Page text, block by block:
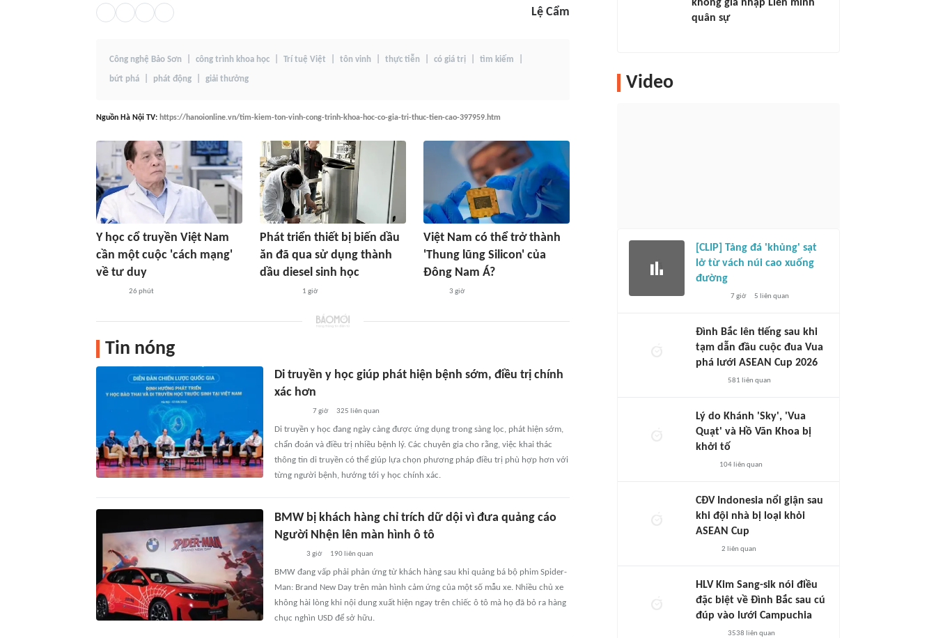
Lệ Cẩm
Công nghệ Bảo Sơn công trình khoa học Trí tuệ Việt tôn vinh thực tiễn có giá trị tìm kiếm
bứt phá phát động giải thưởng
Nguồn Hà Nội TV: https://hanoionline.vn/tim-kiem-ton-vinh-cong-trinh-khoa-hoc-co-gia-tri-thuc-tien-cao-397959.htm
Y học cổ truyền Việt Nam
cần một cuộc 'cách mạng'
về tư duy
26 phút
Phát triển thiết bị biến dầu
ăn đã qua sử dụng thành
dầu diesel sinh học
1 giờ
Việt Nam có thể trở thành
'Thung lũng Silicon' của
Đông Nam Á?
3 giờ
Tin nóng
Di truyền y học giúp phát hiện bệnh sớm, điều trị chính
xác hơn
7 giờ 325 liên quan
Di truyền y học đang ngày càng được ứng dụng trong sàng lọc, phát hiện sớm,
chẩn đoán và điều trị nhiều bệnh lý. Các chuyên gia cho rằng, việc khai thác
thông tin di truyền có thể giúp lựa chọn phương pháp điều trị phù hợp hơn với
từng người bệnh, hướng tới y học chính xác.
BMW bị khách hàng chỉ trích dữ dội vì đưa quảng cáo
Người Nhện lên màn hình ô tô
3 giờ 190liên quan
BMW đang vấp phải phản ứng từ khách hàng sau khi quảng bá bộ phim Spider-
Man: Brand New Day trên màn hình cảm ứng của một số mẫu xe. Nhiều chủ xe
không hài lòng khi nội dung xuất hiện ngay trên chiếc ô tô mà họ đã bỏ ra hàng
chục nghìn USD để sở hữu.
không gia nhập Liên minh
quân sự
Video
[CLIP] Tảng đá 'khủng' sạt
lở từ vách núi cao xuống
đường
7 giờ 5 liên quan
Đình Bắc lên tiếng sau khi
tạm dẫn đầu cuộc đua Vua
phá lưới ASEAN Cup 2026
581 liên quan
Lý do Khánh 'Sky', 'Vua
Quạt' và Hồ Văn Khoa bị
khởi tố
104liên quan
CĐV Indonesia nổi giận sau
khi đội nhà bị loại khỏi
ASEAN Cup
2 liên quan
HLV Kim Sang-sik nói điều
đặc biệt về Đình Bắc sau cú
đúp vào lưới Campuchia
3538 liên quan